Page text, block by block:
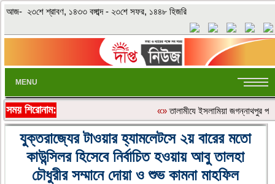
আজ- ২৩শে শ্রাবণ, ১৪৩৩ বঙ্গাব্দ - ২৩শে সফর, ১৪৪৮ হিজরি
MENU
সময় শিরোনাম: «»‎তালামীযে ইসলামিয়া জগন্নাথপুর
যুক্তরাজ্যের টাওয়ার হ্যামলেটসে ২য় বারের মতো
কাউন্সিলর হিসেবে নির্বাচিত হওয়ায় আবু তালহা
চৌধুরীর সম্মানে দোয়া ও শুভ কামনা মাহফিল